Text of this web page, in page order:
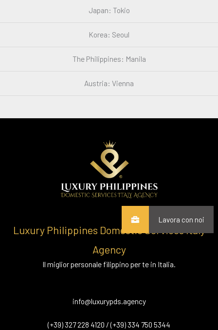
Japan: Tokio
Korea: Seoul
The Philippines: Manila
Austria: Vienna
Luxury Philippines Domestic Services Italy
Agency
Il miglior personale filippino per te in Italia.
info@luxurypds.agency
(+39) 327 228 4120 / (+39) 334 750 5344
Lavora con noi